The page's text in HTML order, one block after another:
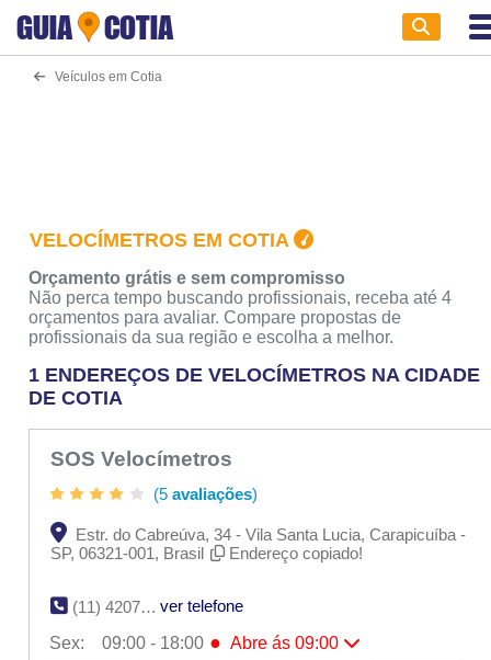
GUIA COTIA
Veículos em Cotia
VELOCÍMETROS EM COTIA
Orçamento grátis e sem compromisso
Não perca tempo buscando profissionais, receba até 4
orçamentos para avaliar. Compare propostas de
profissionais da sua região e escolha a melhor.
1 ENDEREÇOS DE VELOCÍMETROS NA CIDADE
DE COTIA
SOS Velocímetros
(5 avaliações)
Estr. do Cabreúva, 34 - Vila Santa Lucia, Carapicuíba -
SP, 06321-001, Brasil
Endereço copiado!
(11) 4207-9057
ver telefone
Sex:
09:00 - 18:00 ● Abre ás 09:00